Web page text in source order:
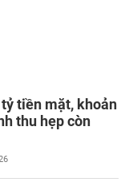
tiền mặt, khoản
thu hẹp còn